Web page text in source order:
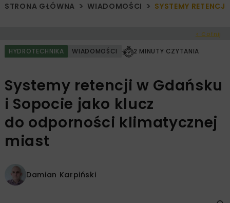
STRONA GŁÓWNA WIADOMOŚCI SYSTEMY
< Cofnij
HYDROTECHNIKA WIADOMOŚCI 2 MINUTY CZYTANIA
Systemy retencji w Gdańsku
i Sopocie jako klucz
do odporności klimatycznej
miast
Damian Karpiński